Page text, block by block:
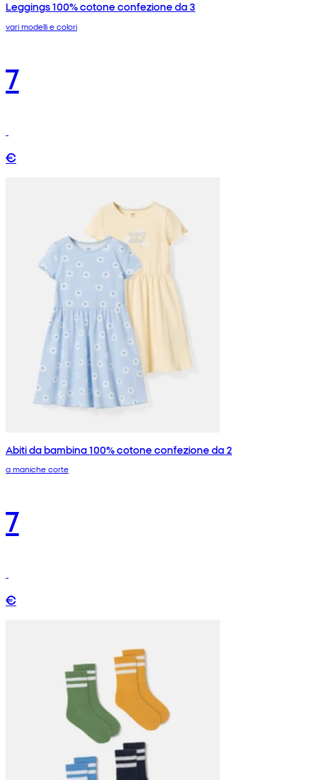
Leggings 100% cotone confezione da 3
vari modelli e colori
7
€
Abiti da bambina 100% cotone confezione da 2
a maniche corte
7
€